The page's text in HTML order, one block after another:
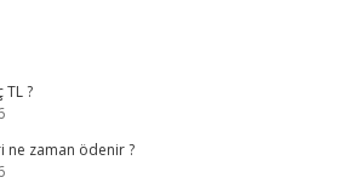
TL ?
ne zaman ödenir ?